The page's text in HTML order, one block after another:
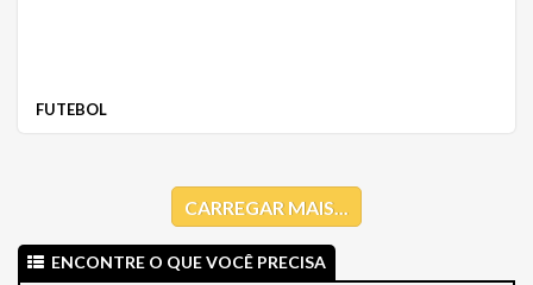
FUTEBOL
CARREGAR MAIS...
ENCONTRE O QUE VOCÊ PRECISA